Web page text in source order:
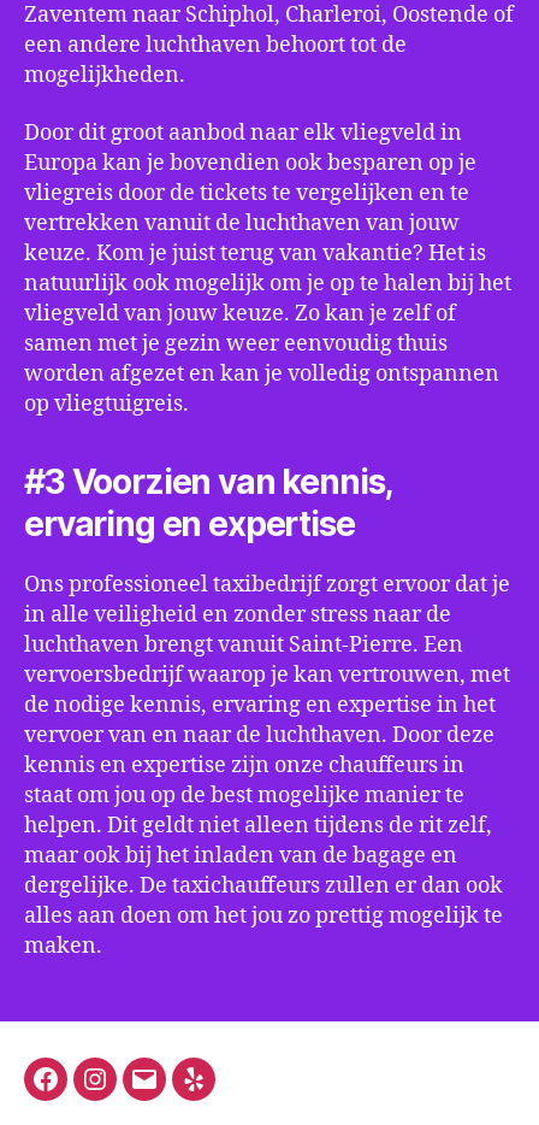
Zaventem naar Schiphol, Charleroi, Oostende of
een andere luchthaven behoort tot de
mogelijkheden.
Door dit groot aanbod naar elk vliegveld in
Europa kan je bovendien ook besparen op je
vliegreis door de tickets te vergelijken en te
vertrekken vanuit de luchthaven van jouw
keuze. Kom je juist terug van vakantie? Het is
natuurlijk ook mogelijk om je op te halen bij het
vliegveld van jouw keuze. Zo kan je zelf of
samen met je gezin weer eenvoudig thuis
worden afgezet en kan je volledig ontspannen
op vliegtuigreis.
#3 Voorzien van kennis,
ervaring en expertise
Ons professioneel taxibedrijf zorgt ervoor dat je
in alle veiligheid en zonder stress naar de
luchthaven brengt vanuit Saint-Pierre. Een
vervoersbedrijf waarop je kan vertrouwen, met
de nodige kennis, ervaring en expertise in het
vervoer van en naar de luchthaven. Door deze
kennis en expertise zijn onze chauffeurs in
staat om jou op de best mogelijke manier te
helpen. Dit geldt niet alleen tijdens de rit zelf,
maar ook bij het inladen van de bagage en
dergelijke. De taxichauffeurs zullen er dan ook
alles aan doen om het jou zo prettig mogelijk te
maken.
FacebookInstagram
E-
Yelp